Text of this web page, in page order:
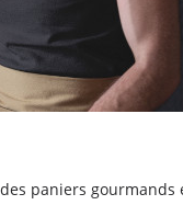
paniers gourmands